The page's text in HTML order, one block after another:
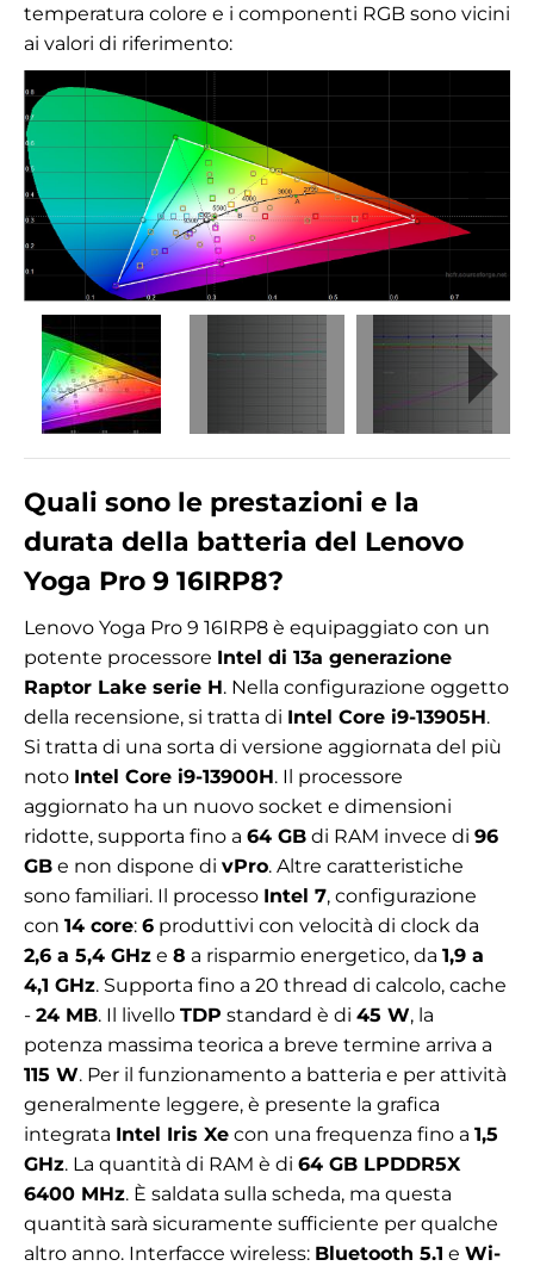
temperatura colore e i componenti RGB sono vicini
ai valori di riferimento:
Quali sono le prestazioni e la
durata della batteria del Lenovo
Yoga Pro 9 16IRP8?
Lenovo Yoga Pro 9 16IRP8 è equipaggiato con un
potente processore Intel di 13a generazione
Raptor Lake serie H. Nella configurazione oggetto
della recensione, si tratta di Intel Core i9-13905H.
Si tratta di una sorta di versione aggiornata del più
noto Intel Core i9-13900H. Il processore
aggiornato ha un nuovo socket e dimensioni
ridotte, supporta fino a 64 GB di RAM invece di 96
GB e non dispone di vPro. Altre caratteristiche
sono familiari. Il processo Intel 7, configurazione
con 14 core: 6 produttivi con velocità di clock da
2,6 a 5,4 GHz e 8 a risparmio energetico, da 1,9 a
4,1 GHz. Supporta fino a 20 thread di calcolo, cache
- 24 MB. Il livello TDP standard è di 45 W, la
potenza massima teorica a breve termine arriva a
115 W. Per il funzionamento a batteria e per attività
generalmente leggere, è presente la grafica
integrata Intel Iris Xe con una frequenza fino a 1,5
GHz. La quantità di RAM è di 64 GB LPDDR5X
6400 MHz. È saldata sulla scheda, ma questa
quantità sarà sicuramente sufficiente per qualche
altro anno. Interfacce wireless: Bluetooth 5.1 e Wi-